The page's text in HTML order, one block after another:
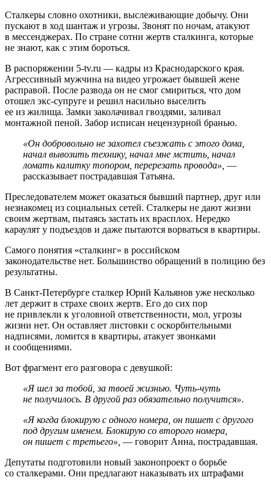
Сталкеры словно охотники, выслеживающие добычу. Они
пускают в ход шантаж и угрозы. Звонят по ночам, атакуют
в мессенджерах. По стране сотни жертв сталкинга, которые
не знают, как с этим бороться.
В распоряжении 5-tv.ru — кадры из Краснодарского края.
Агрессивный мужчина на видео угрожает бывшей жене
расправой. После развода он не смог смириться, что дом
отошел экс-супруге и решил насильно выселить
ее из жилища. Замки заколачивал гвоздями, заливал
монтажной пеной. Забор исписан нецензурной бранью.
«Он добровольно не захотел съезжать с этого дома,
начал вывозить технику, начал мне мстить, начал
ломать калитку топором, перерезать провода», —
рассказывает пострадавшая Татьяна.
Преследователем может оказаться бывший партнер, друг или
незнакомец из социальных сетей. Сталкеры не дают жизни
своим жертвам, пытаясь застать их врасплох. Нередко
караулят у подъездов и даже пытаются ворваться в квартиры.
Самого понятия «сталкинг» в российском
законодательстве нет. Большинство обращений в полицию без
результатны.
В Санкт-Петербурге сталкер Юрий Кальянов уже несколько
лет держит в страхе своих жертв. Его до сих пор
не привлекли к уголовной ответственности, мол, угрозы
жизни нет. Он оставляет листовки с оскорбительными
надписями, ломится в квартиры, атакует звонками
и сообщениями.
Вот фрагмент его разговора с девушкой:
«Я шел за тобой, за твоей жизнью. Чуть-чуть
не получилось. В другой раз обязательно получится».
«Я когда блокирую с одного номера, он пишет с другого
под другим именем. Блокирую со второго номера,
он пишет с третьего», — говорит Анна, пострадавшая.
Депутаты подготовили новый законопроект о борьбе
со сталкерами. Они предлагают наказывать их штрафами